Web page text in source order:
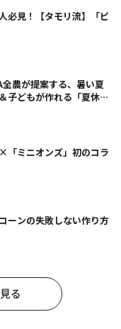
必見！【タモリ流】「ピ
農が提案する、暑い夏
子どもが作れる「夏休み
「ミニオンズ」初のコラ
ーンの失敗しない作り方
る